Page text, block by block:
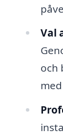
Val
och